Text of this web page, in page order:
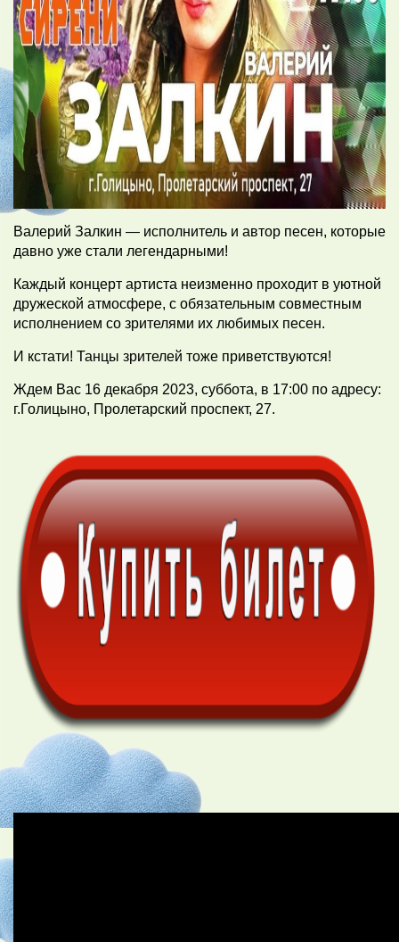
Валерий Залкин — исполнитель и автор песен, которые
давно уже стали легендарными!
Каждый концерт артиста неизменно проходит в уютной
дружеской атмосфере, с обязательным совместным
исполнением со зрителями их любимых песен.
И кстати! Танцы зрителей тоже приветствуются!
Ждем Вас 16 декабря 2023, суббота, в 17:00 по адресу:
г.Голицыно, Пролетарский проспект, 27.